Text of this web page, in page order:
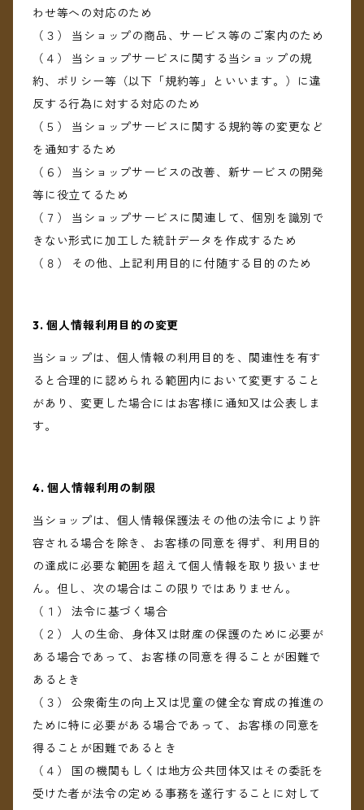
わせ等への対応のため
（３） 当ショップの商品、サービス等のご案内のため
（４） 当ショップサービスに関する当ショップの規
約、ポリシー等（以下「規約等」といいます。）に違
反する行為に対する対応のため
（５） 当ショップサービスに関する規約等の変更など
を通知するため
（６） 当ショップサービスの改善、新サービスの開発
等に役立てるため
（７） 当ショップサービスに関連して、個別を識別で
きない形式に加工した統計データを作成するため
（８） その他、上記利用目的に付随する目的のため
3. 個人情報利用目的の変更
当ショップは、個人情報の利用目的を、関連性を有す
ると合理的に認められる範囲内において変更すること
があり、変更した場合にはお客様に通知又は公表しま
す。
4. 個人情報利用の制限
当ショップは、個人情報保護法その他の法令により許
容される場合を除き、お客様の同意を得ず、利用目的
の達成に必要な範囲を超えて個人情報を取り扱いませ
ん。但し、次の場合はこの限りではありません。
（１） 法令に基づく場合
（２） 人の生命、身体又は財産の保護のために必要が
ある場合であって、お客様の同意を得ることが困難で
あるとき
（３） 公衆衛生の向上又は児童の健全な育成の推進の
ために特に必要がある場合であって、お客様の同意を
得ることが困難であるとき
（４） 国の機関もしくは地方公共団体又はその委託を
受けた者が法令の定める事務を遂行することに対して